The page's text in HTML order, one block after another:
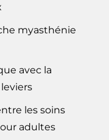
myasthénie
avec la
les soins
adultes